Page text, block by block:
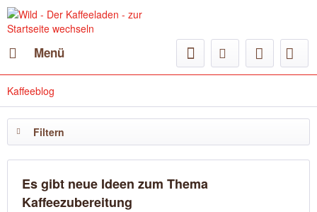
Menü
Kaffeeblog
Filtern
Es gibt neue Ideen zum Thema
Kaffeezubereitung